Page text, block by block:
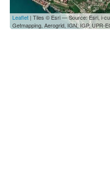
Leaflet | Tiles © Esri — Source: Esri, i-
Getmapping, Aerogrid, IGN, IGP, UPR-